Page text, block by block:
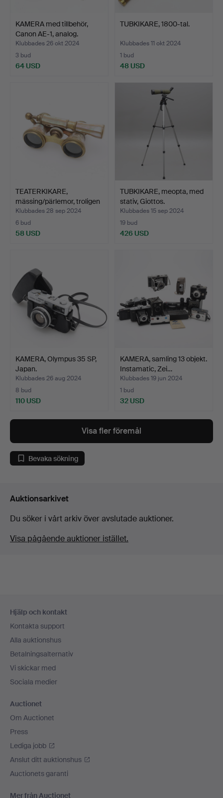
KAMERA med tillbehör,
Canon AE-1, analog.
Klubbades 26 okt 2024
3 bud
64 USD
TUBKIKARE, 1800-tal.
Klubbades 11 okt 2024
1 bud
48 USD
TEATERKIKARE,
mässing/pärlemor, troligen
F…
Klubbades 28 sep 2024
6 bud
58 USD
TUBKIKARE, meopta, med
stativ, Giottos.
Klubbades 15 sep 2024
19 bud
426 USD
KAMERA, Olympus 35 SP,
Japan.
Klubbades 26 aug 2024
8 bud
110 USD
KAMERA, samling 13 objekt.
Instamatic, Zei…
Klubbades 19 jun 2024
1 bud
32 USD
Visa fler föremål
Bevaka sökning
Auktionsarkivet
Du söker i vårt arkiv över avslutade auktioner.
Visa pågående auktioner istället.
Hjälp och kontakt
Kontakta support
Alla auktionshus
Betalningsalternativ
Vi skickar med
Sociala medier
Auctionet
Om Auctionet
Press
Lediga jobb
Anslut ditt auktionshus
Auctionets garanti
Mer från Auctionet